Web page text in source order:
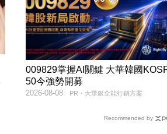
009829掌握AI關鍵 大華韓國
50今強勢開募
PR・大華銀全能行銷方案
2026-08-08
Recommended by